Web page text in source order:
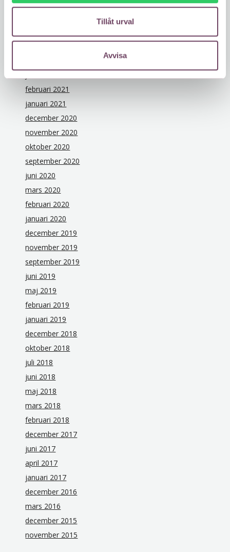
Tillåt urval
Avvisa
juni 2022
februari 2021
januari 2021
december 2020
november 2020
oktober 2020
september 2020
juni 2020
mars 2020
februari 2020
januari 2020
december 2019
november 2019
september 2019
juni 2019
maj 2019
februari 2019
januari 2019
december 2018
oktober 2018
juli 2018
juni 2018
maj 2018
mars 2018
februari 2018
december 2017
juni 2017
april 2017
januari 2017
december 2016
mars 2016
december 2015
november 2015